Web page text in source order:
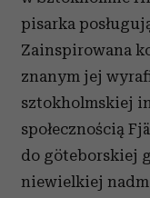
pisarka
Zainspirowana
znanym jej
sztokholmskiej
społecznością
do göteborskiej
niewielkiej